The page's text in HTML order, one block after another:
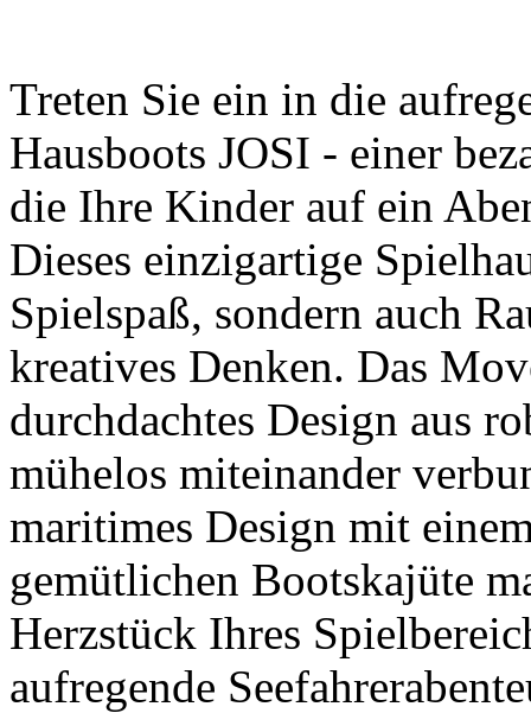
Treten Sie ein in die
Hausboots JOSI - einer
die Ihre Kinder auf ein
Dieses einzigartige
Spielspaß, sondern auch
kreatives Denken. Das
durchdachtes Design aus
mühelos miteinander
maritimes Design mit
gemütlichen Bootskajüte
Herzstück Ihres
aufregende